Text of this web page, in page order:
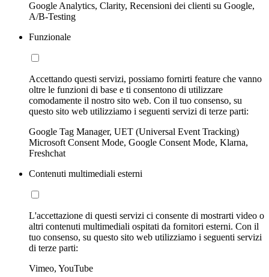
Google Analytics, Clarity, Recensioni dei clienti su Google,
A/B-Testing
Funzionale
Accettando questi servizi, possiamo fornirti feature che vanno
oltre le funzioni di base e ti consentono di utilizzare
comodamente il nostro sito web. Con il tuo consenso, su
questo sito web utilizziamo i seguenti servizi di terze parti:
Google Tag Manager, UET (Universal Event Tracking)
Microsoft Consent Mode, Google Consent Mode, Klarna,
Freshchat
Contenuti multimediali esterni
L'accettazione di questi servizi ci consente di mostrarti video o
altri contenuti multimediali ospitati da fornitori esterni. Con il
tuo consenso, su questo sito web utilizziamo i seguenti servizi
di terze parti:
Vimeo, YouTube